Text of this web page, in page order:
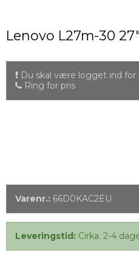
Lenovo L27m-30 27"
Du skal være logget ind for
Ring for pris
Varenr.: 66D0KAC2EU
Leveringstid: Cirka. 2-4